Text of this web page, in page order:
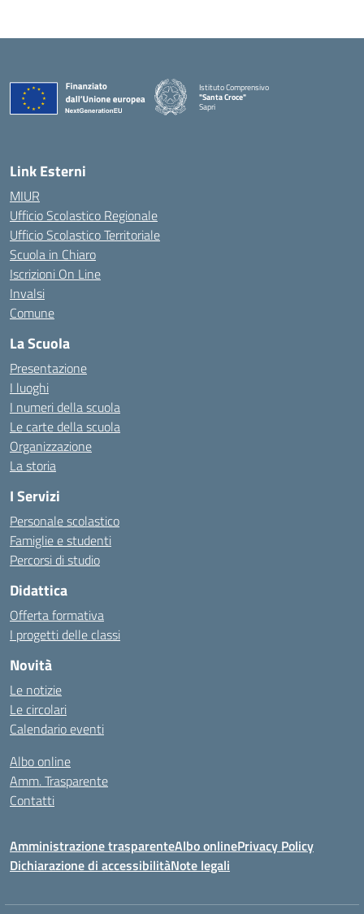
Istituto Comprensivo
"Santa Croce"
Sapri
— Visita la pagina iniziale della scuola
Link Esterni
MIUR
Ufficio Scolastico Regionale
Ufficio Scolastico Territoriale
Scuola in Chiaro
Iscrizioni On Line
Invalsi
Comune
La Scuola
Presentazione
I luoghi
I numeri della scuola
Le carte della scuola
Organizzazione
La storia
I Servizi
Personale scolastico
Famiglie e studenti
Percorsi di studio
Didattica
Offerta formativa
I progetti delle classi
Novità
Le notizie
Le circolari
Calendario eventi
Albo online
Amm. Trasparente
Contatti
Amministrazione trasparenteAlbo onlinePrivacy Policy
Dichiarazione di accessibilitàNote legali